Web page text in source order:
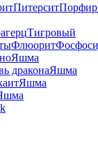
ПитерситПорфир
Тигровый
Флюорит
Яшма
драконаЯшма
Яшма